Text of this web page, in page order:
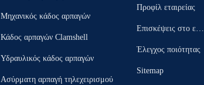
Μηχανικός κάδος αρπαγών
Κάδος αρπαγών Clamshell
Υδραυλικός κάδος αρπαγών
Ασύρματη αρπαγή τηλεχειρισμού
Προφίλ εταιρείας
Επισκέψεις στο εργ
Έλεγχος ποιότητας
Sitemap